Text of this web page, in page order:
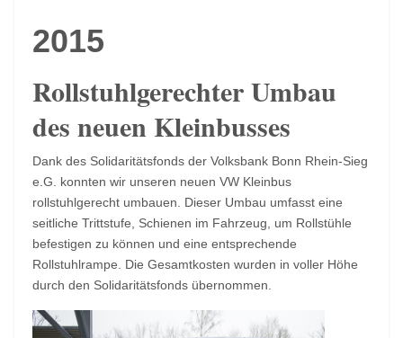
2015
Rollstuhlgerechter Umbau
des neuen Kleinbusses
Dank des Solidaritätsfonds der Volksbank Bonn Rhein-Sieg
e.G. konnten wir unseren neuen VW Kleinbus
rollstuhlgerecht umbauen. Dieser Umbau umfasst eine
seitliche Trittstufe, Schienen im Fahrzeug, um Rollstühle
befestigen zu können und eine entsprechende
Rollstuhlrampe. Die Gesamtkosten wurden in voller Höhe
durch den Solidaritätsfonds übernommen.